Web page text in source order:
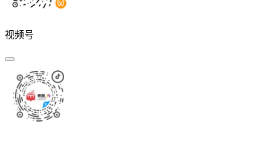
视频号